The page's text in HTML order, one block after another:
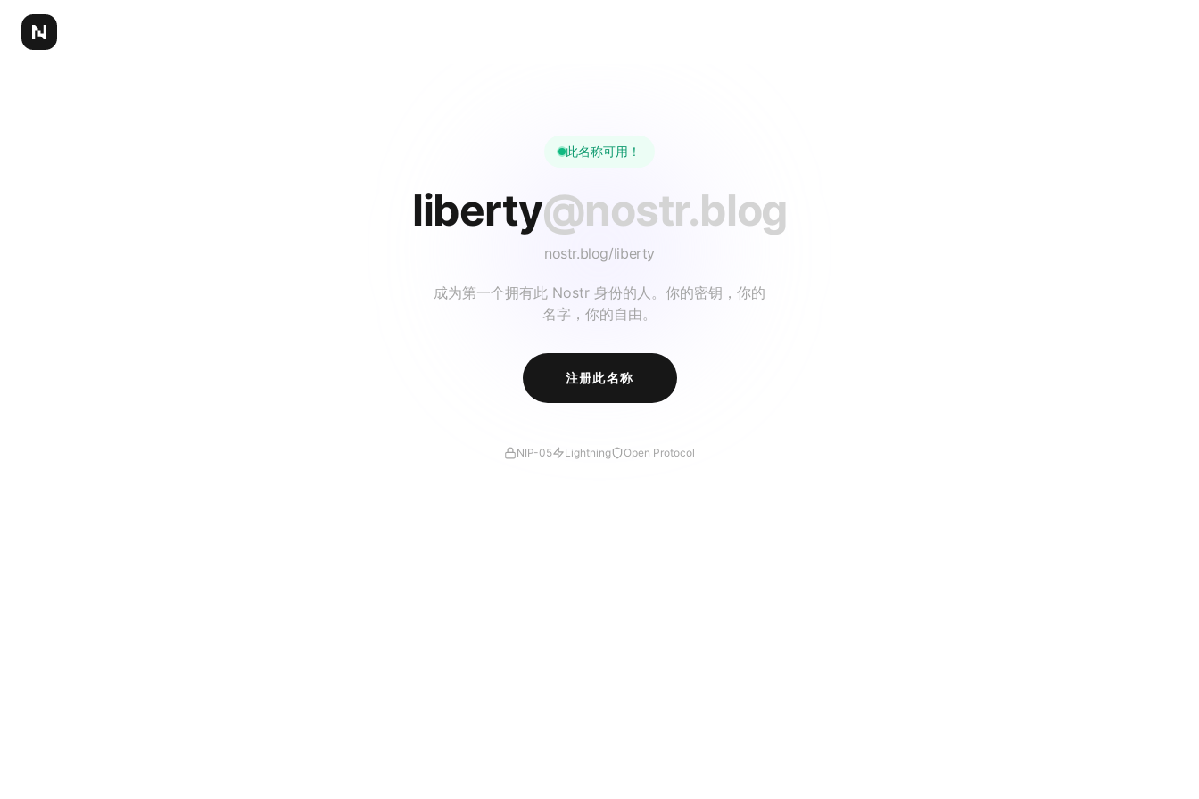
此名称可用！
liberty@nostr.blog
nostr.blog/liberty
成为第一个拥有此 Nostr 身份的人。你的密钥，你的
名字，你的自由。
注册此名称
NIP-05 Lightning Open Protocol